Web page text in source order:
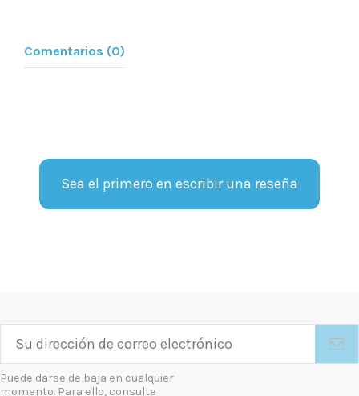
Comentarios (0)
Sea el primero en escribir una reseña
Puede darse de baja en cualquier
momento. Para ello, consulte